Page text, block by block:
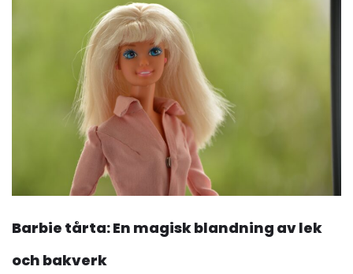
Barbie tårta: En magisk blandning av lek
och bakverk